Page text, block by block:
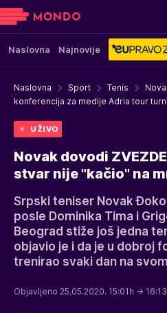
Naslovna Najnovije
Naslovna Sport Tenis
konferencija za medije Adria tour
UŽIVO
Novak dovodi
stvar nije "kačio" na
Srpski teniser Novak
posle Dominika Tima i
Beograd stiže još jedna
objavio je i da je u dobroj
trenirao svaki dan na
Objavljeno 25.05.2020. 15:01h →